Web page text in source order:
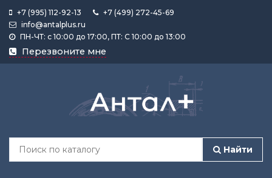
+7 (995) 112-92-13
+7 (499) 272-45-69
info@antalplus.ru
ПН-ЧТ: с 10:00 до 17:00, ПТ: С 10:00 до 13:00
Перезвоните мне
Найти
Каталог
продукции
Лента